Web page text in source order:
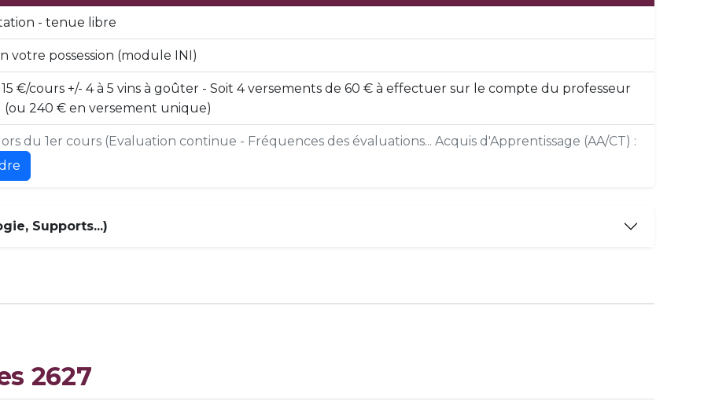
- tenue libre
votre possession (module INI)
15 €/cours +/- 4 à 5 vins à goûter - Soit 4 versements de 60 € à effectuer sur le compte du professeur
(ou 240 € en versement unique)
du 1er cours (Evaluation continue - Fréquences des évaluations... Acquis d'Apprentissage (AA/CT) :
Supports...)
2627